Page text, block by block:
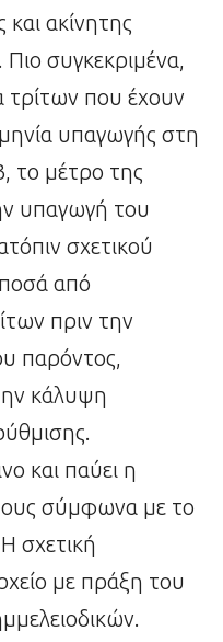
και ακίνητης
συγκεκριμένα,
τρίτων που έχουν
υπαγωγής στη
το μέτρο της
υπαγωγή του
σχετικού
από
πριν την
παρόντος,
κάλυψη
και παύει η
σύμφωνα με το
σχετική
με πράξη του